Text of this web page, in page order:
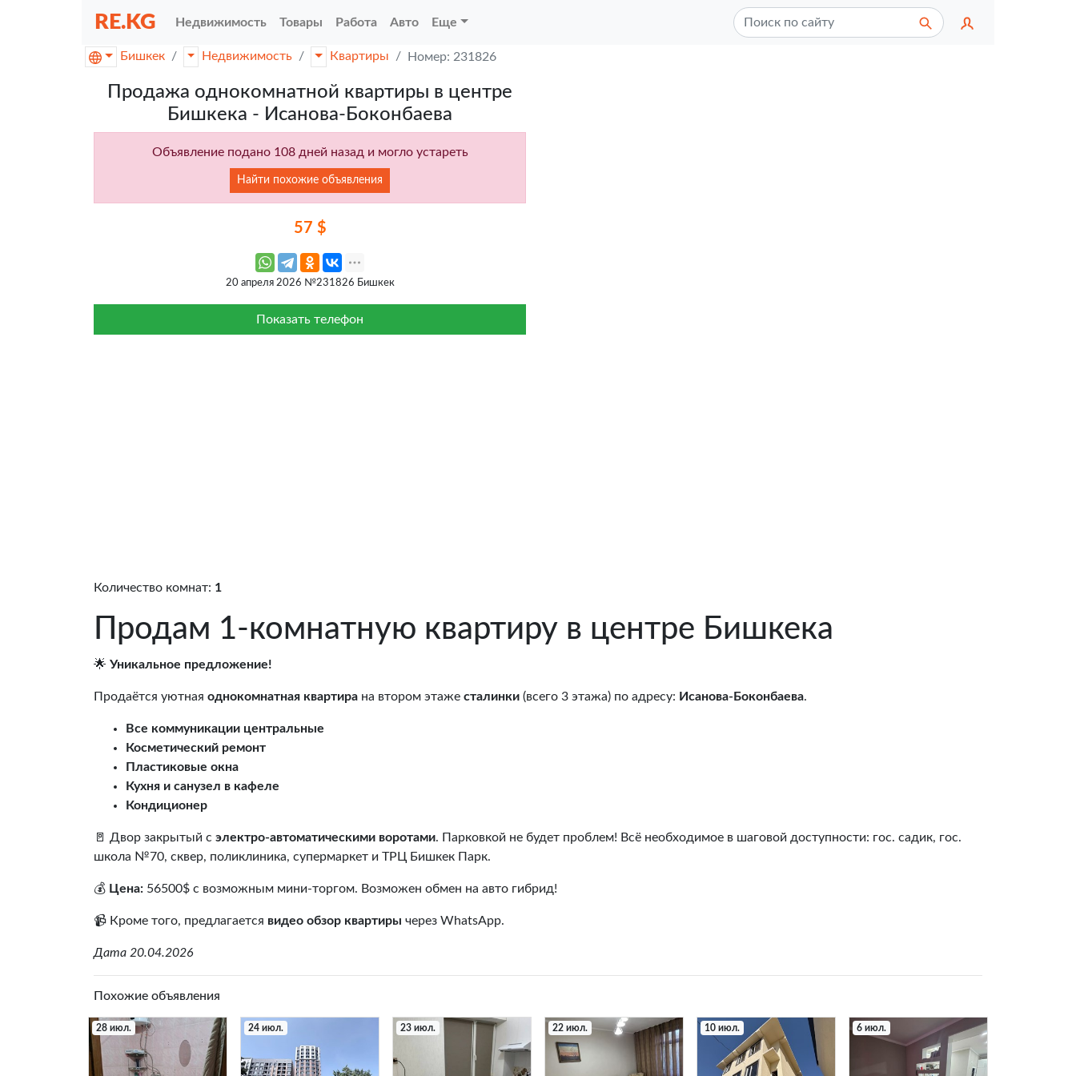
RE.KG Недвижимость Товары Работа Авто Еще
Бишкек Недвижимость Квартиры Номер: 231826
Продажа однокомнатной квартиры в центре
Бишкека - Исанова-Боконбаева
Объявление подано 108 дней назад и могло устареть
Найти похожие объявления
57 $
20 апреля 2026 №231826 Бишкек
Показать телефон
Количество комнат: 1
Продам 1-комнатную квартиру в центре Бишкека
🌟 Уникальное предложение!
Продаётся уютная однокомнатная квартира на втором этаже сталинки (всего 3 этажа) по адресу: Исанова-Боконбаева.
Все коммуникации центральные
Косметический ремонт
Пластиковые окна
Кухня и санузел в кафеле
Кондиционер
🚪 Двор закрытый с электро-автоматическими воротами. Парковкой не будет проблем! Всё необходимое в шаговой доступности: гос. садик, гос.
школа №70, сквер, поликлиника, супермаркет и ТРЦ Бишкек Парк.
💰 Цена: 56500$ с возможным мини-торгом. Возможен обмен на авто гибрид!
📹 Кроме того, предлагается видео обзор квартиры через WhatsApp.
Дата 20.04.2026
Похожие объявления
28 июл. 24 июл. 23 июл. 22 июл. 10 июл. 6 июл.